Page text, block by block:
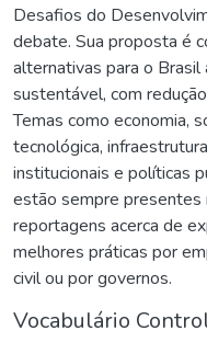
Desafios do
debate. Sua proposta é
alternativas para o
sustentável, com
Temas como economia,
tecnológica,
institucionais e políticas
estão sempre presentes
reportagens acerca de
melhores práticas por
civil ou por governos.
Vocabulário